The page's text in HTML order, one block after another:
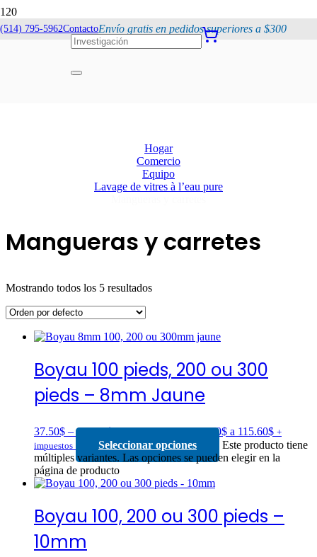
(514) 795-5962ContactoEnvío gratis en pedidos superiores a $300
Mangueras y
Hogar
Comercio
Equipo
Lavage de vitres à l’eau pure
Mangueras y carretes
Mostrando todos los 5 resultados
Boyau 100 pieds, 200 ou 300
pieds – 8mm Jaune
37.50$ – 115.60$Rango de precios: 37.50$ a 115.60$ +
impuestos
Seleccionar opciones
Este producto tiene
múltiples variantes. Las opciones se pueden elegir en la
página de producto
Boyau 100, 200 ou 300 pieds –
10mm